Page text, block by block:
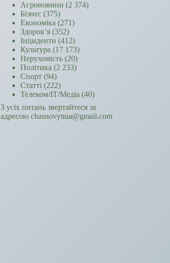
Агроновини (2 374)
Бізнес (375)
Економіка (271)
Здоров’я (352)
Інциденти (412)
Культура (17 173)
Нерухомість (20)
Політика (2 233)
Спорт (94)
Статті (222)
Телеком/ІТ/Медіа (40)
З усіх питань звертайтеся за
адресою chasnovynua@gmail.com